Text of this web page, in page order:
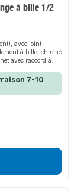
à bille 1/2
avec joint
à bille, chromé
avec raccord à
7-10